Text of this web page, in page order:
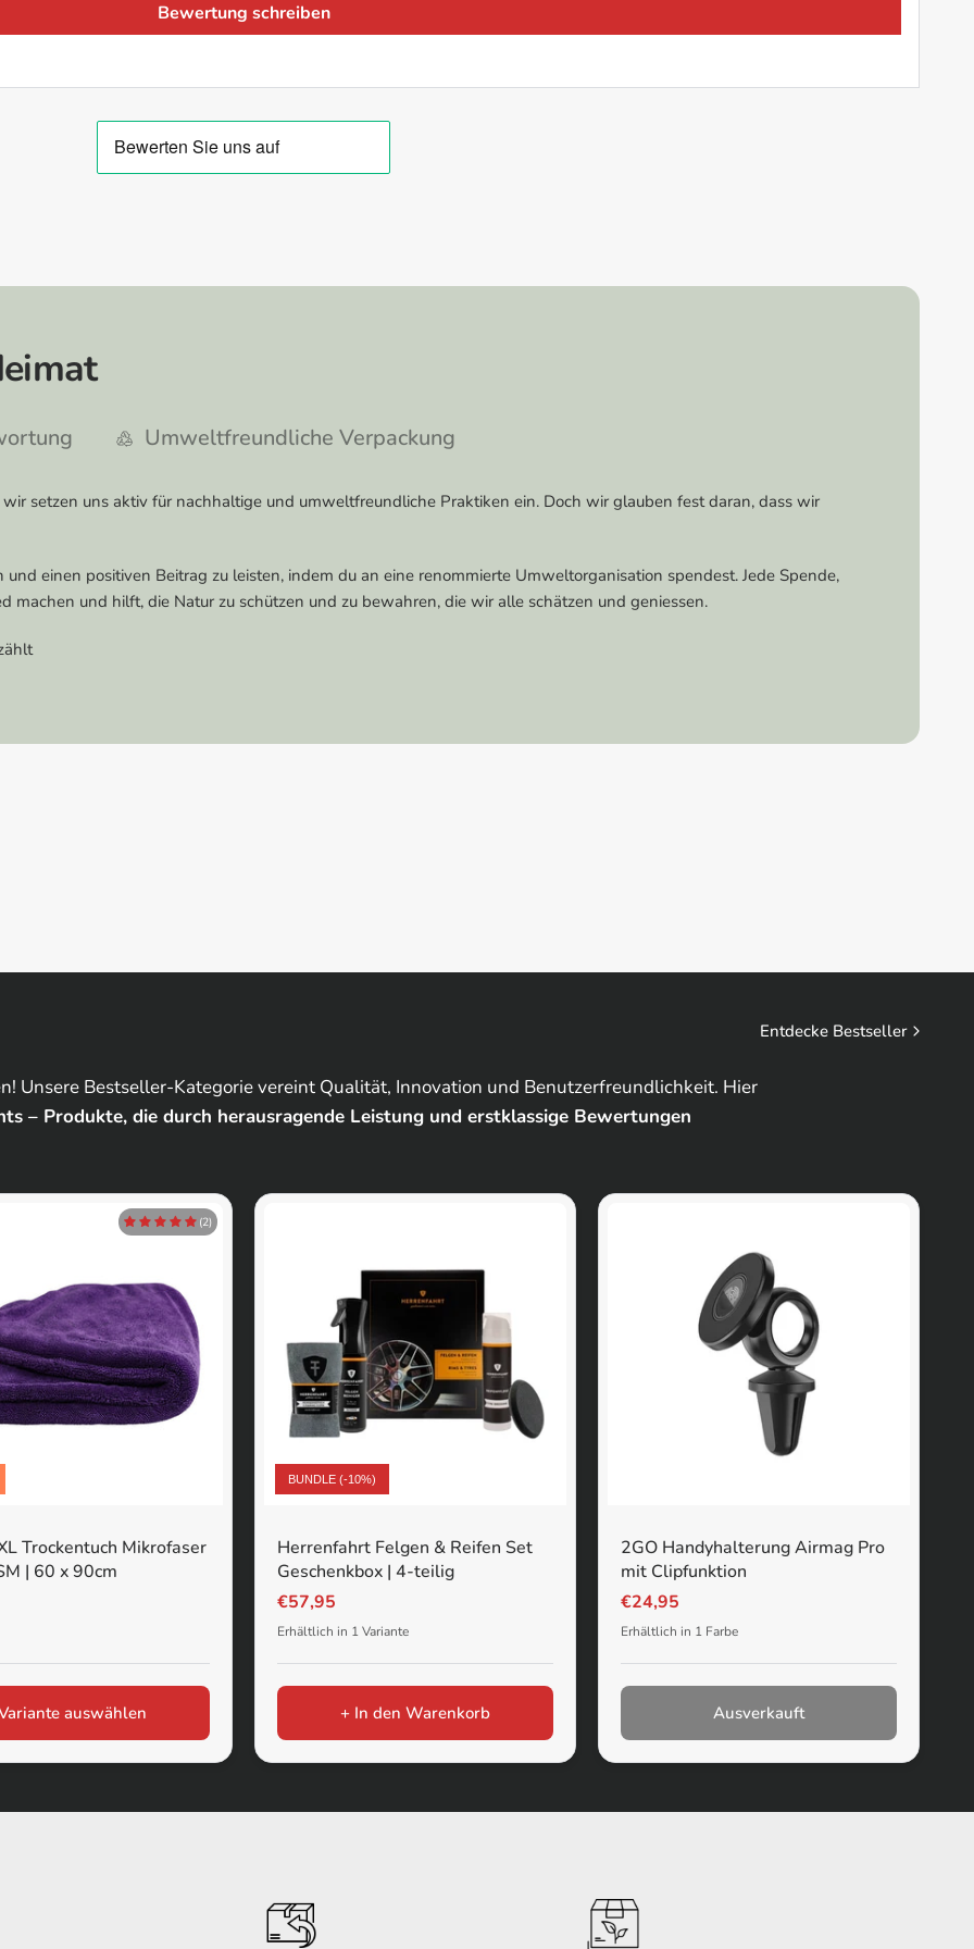
Bewertung schreiben
Umweltfreundliche Verpackung
wir setzen uns aktiv für nachhaltige und umweltfreundliche Praktiken ein. Doch wir glauben fest daran, dass wir
einen positiven Beitrag zu leisten, indem du an eine renommierte Umweltorganisation spendest. Jede Spende,
machen und hilft, die Natur zu schützen und zu bewahren, die wir alle schätzen und geniessen.
Unsere Bestseller-Kategorie vereint Qualität, Innovation und Benutzerfreundlichkeit. Hier
– Produkte, die durch herausragende Leistung und erstklassige Bewertungen
Entdecke Bestseller
(2)
Trockentuch Mikrofaser
| 60 x 90cm
auswählen
BUNDLE (-10%)
Herrenfahrt Felgen & Reifen Set
Geschenkbox | 4-teilig
€57,95
Erhältlich in 1 Variante
+ In den Warenkorb
2GO Handyhalterung Airmag Pro
mit Clipfunktion
€24,95
Erhältlich in 1 Farbe
Ausverkauft
| 500ml